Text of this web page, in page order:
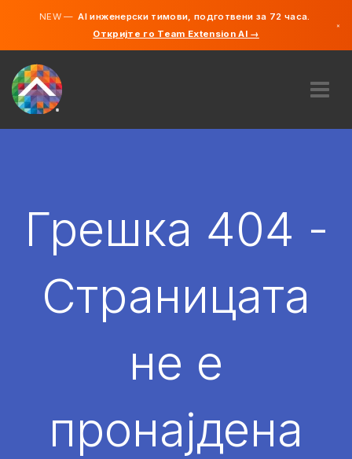
NEW —AI инженерски тимови, подготвени за 72 часа.
Откријте го Team Extension AI →
×
АНГАЖИРАЈ
Грешка 404 -
Страницата
не е
пронајдена